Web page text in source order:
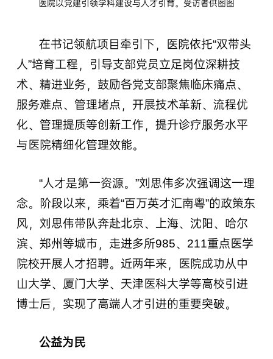
医院以党建引领学科建设与人才引育。受访者供图图
在书记领航项目牵引下，医院依托“双带头
人”培育工程，引导支部党员立足岗位深耕技
术、精进业务，鼓励各党支部聚焦临床痛点、
服务难点、管理堵点，开展技术革新、流程优
化、管理提质等创新工作，提升诊疗服务水平
与医院精细化管理效能。
“人才是第一资源。”刘思伟多次强调这一理
念。阶段以来，乘着“百万英才汇南粤”的政策东
风，刘思伟带队奔赴北京、上海、沈阳、哈尔
滨、郑州等城市，走进多所985、211重点医学
院校开展人才招聘。近两年来，医院成功从中
山大学、厦门大学、天津医科大学等高校引进
博士后，实现了高端人才引进的重要突破。
公益为民